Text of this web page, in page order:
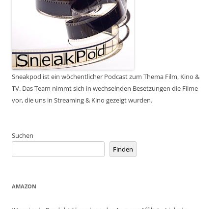
Sneakpod ist ein wöchentlicher Podcast zum Thema Film, Kino &
TV. Das Team nimmt sich in wechselnden Besetzungen die Filme
vor, die uns in Streaming & Kino gezeigt wurden.
Suchen
Finden
AMAZON